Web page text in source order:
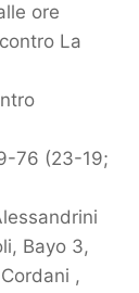
ore
La
76 (23-19;
Bayo 3,
,